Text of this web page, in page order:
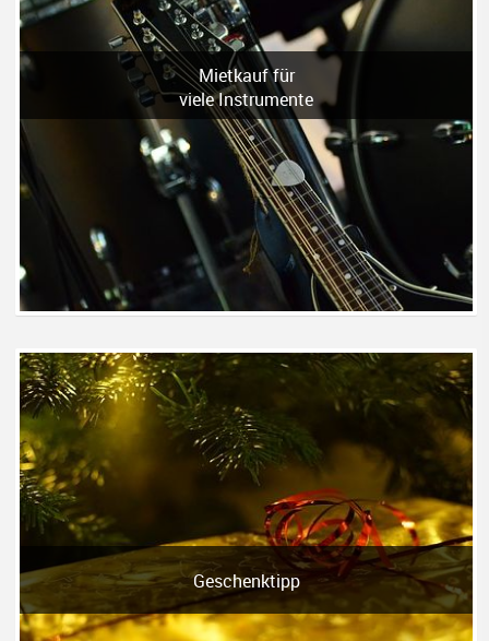
Mietkauf für
viele Instrumente
Geschenktipp